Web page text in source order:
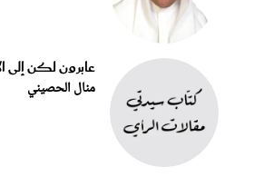
عابرون لكن إلى
منال الحصيني